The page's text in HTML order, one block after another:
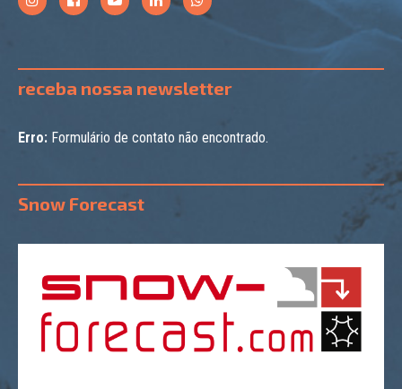
receba nossa newsletter
Erro: Formulário de contato não encontrado.
Snow Forecast